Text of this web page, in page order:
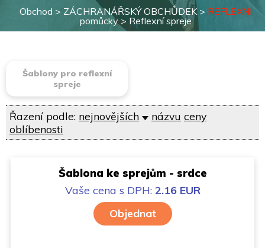
Obchod > ZÁCHRANÁŘSKÝ OBCHŮDEK> REFLEXNÍ
pomůcky> Reflexní spreje
Šablony pro reflexní
spreje
Řazení podle: nejnovějších názvu ceny
oblíbenosti
Šablona ke sprejům - srdce
Vaše cena s DPH: 2.16 EUR
Objednat